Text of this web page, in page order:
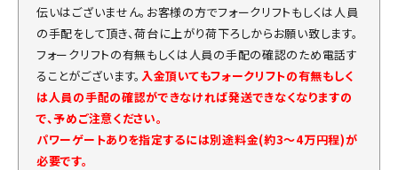
伝いはございません。お客様の方でフォークリフトもしくは人員
の手配をして頂き、荷台に上がり荷下ろしからお願い致します。
フォークリフトの有無もしくは人員の手配の確認のため電話す
ることがございます。 入金頂いてもフォークリフトの有無もしく
は人員の手配の確認ができなければ発送できなくなりますの
で、予めご注意ください。
パワーゲートありを指定するには別途料金(約3～4万円程)が
必要です。